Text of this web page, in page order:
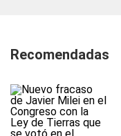
Recomendadas